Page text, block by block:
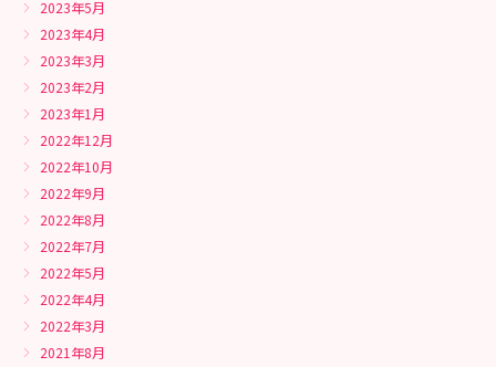
2023年5月
2023年4月
2023年3月
2023年2月
2023年1月
2022年12月
2022年10月
2022年9月
2022年8月
2022年7月
2022年5月
2022年4月
2022年3月
2021年8月